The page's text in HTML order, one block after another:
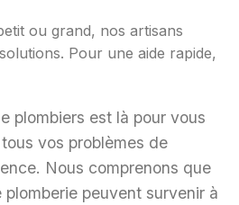
ou grand, nos artisans
Pour une aide rapide,
plombiers est là pour vous
vos problèmes de
Nous comprenons que
plomberie peuvent survenir à